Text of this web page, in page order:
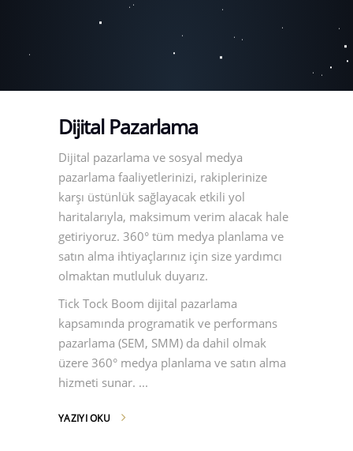
Dijital Pazarlama
Dijital pazarlama ve sosyal medya
pazarlama faaliyetlerinizi, rakiplerinize
karşı üstünlük sağlayacak etkili yol
haritalarıyla, maksimum verim alacak hale
getiriyoruz. 360° tüm medya planlama ve
satın alma ihtiyaçlarınız için size yardımcı
olmaktan mutluluk duyarız.
Tick Tock Boom dijital pazarlama
kapsamında programatik ve performans
pazarlama (SEM, SMM) da dahil olmak
üzere 360° medya planlama ve satın alma
hizmeti sunar.
YAZIYI OKU